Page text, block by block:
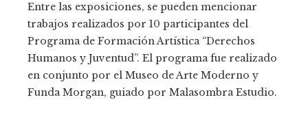
Entre las exposiciones, se pueden mencionar
trabajos realizados por 10 participantes del
Programa de Formación Artística “Derechos
Humanos y Juventud”. El programa fue realizado
en conjunto por el Museo de Arte Moderno y
Funda Morgan, guiado por Malasombra Estudio.